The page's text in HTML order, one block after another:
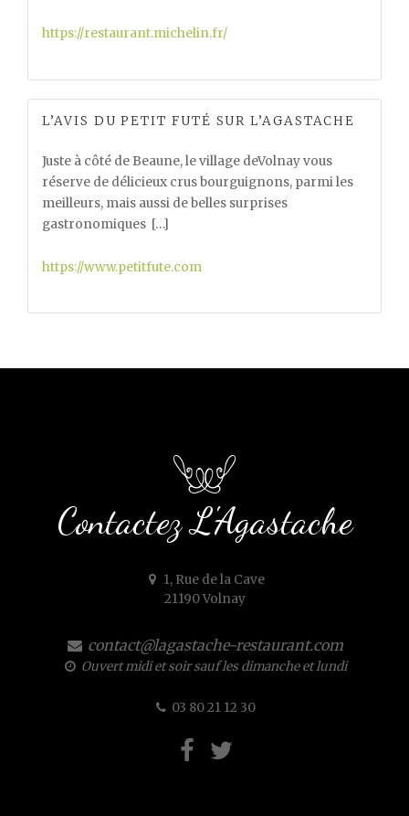
https://restaurant.michelin.fr/
L’AVIS DU PETIT FUTÉ SUR L’AGASTACHE
Juste à côté de Beaune, le village deVolnay vous
réserve de délicieux crus bourguignons, parmi les
meilleurs, mais aussi de belles surprises
gastronomiques […]
https://www.petitfute.com
Contactez L'Agastache
1, Rue de la Cave
21190 Volnay
contact@lagastache-restaurant.com
Ouvert midi et soir sauf les dimanche et lundi
03 80 21 12 30